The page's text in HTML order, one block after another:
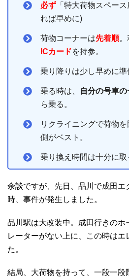
必ず 「特大荷物スペー
れば早めに)
荷物コーナーは先着順。
ICカードを持参。
乗り降りは少し早めに準
乗る時は、 自分の号車
ら乗る。
リクライニングで荷物
側がベスト。
乗り換え時間は十分に取
余談ですが、先日、品川で成田エ
時、事件が発生しました。
品川駅は大改装中。成田行きのホ
レーターがない上に、この時はエ
た。
結局、大荷物を持って、一段一段